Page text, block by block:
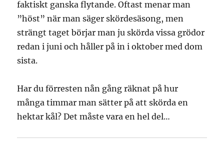
faktiskt ganska flytande. Oftast menar man
”höst” när man säger skördesäsong, men
strängt taget börjar man ju skörda vissa grödor
redan i juni och håller på in i oktober med dom
sista.
Har du förresten nån gång räknat på hur
många timmar man sätter på att skörda en
hektar kål? Det måste vara en hel del…